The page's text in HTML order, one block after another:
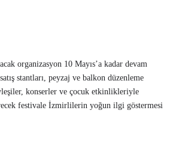
organizasyon 10 Mayıs’a kadar devam
stantları, peyzaj ve balkon düzenleme
konserler ve çocuk etkinlikleriyle
festivale İzmirlilerin yoğun ilgi göstermesi